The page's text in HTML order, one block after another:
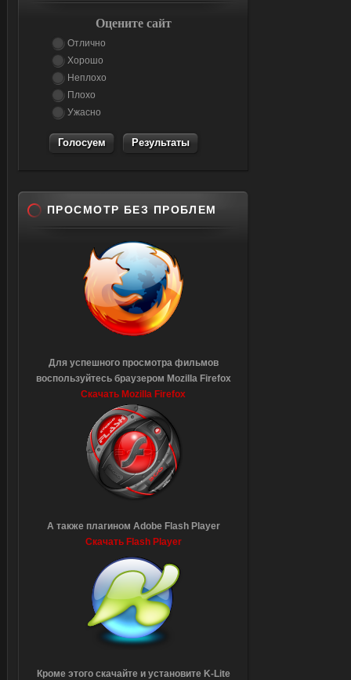
Оцените сайт
Отлично
Хорошо
Неплохо
Плохо
Ужасно
Результаты
ПРОСМОТР БЕЗ ПРОБЛЕМ
Для успешного просмотра фильмов
воспользуйтесь браузером Mozilla Firefox
Скачать Mozilla Firefox
А также плагином Adobe Flash Player
Скачать Flash Player
Кроме этого скачайте и установите K-Lite